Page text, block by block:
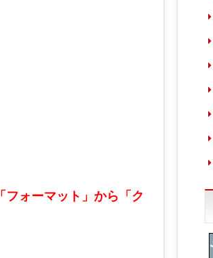
「フォーマット」から「ク